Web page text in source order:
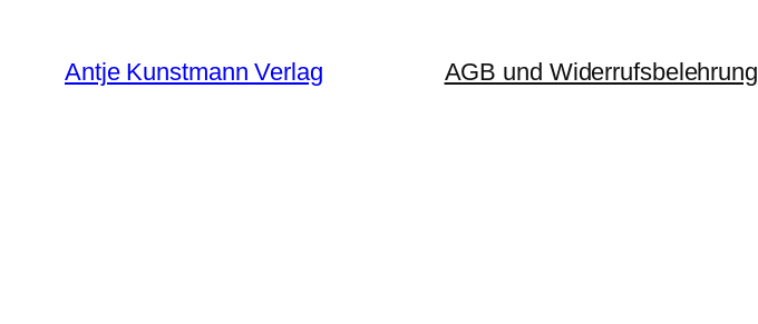
springen
Antje Kunstmann Verlag AGB und Widerrufsbelehrung